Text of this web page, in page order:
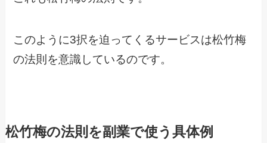
このように3択を迫ってくるサービスは松竹梅
の法則を意識しているのです。
松竹梅の法則を副業で使う具体例